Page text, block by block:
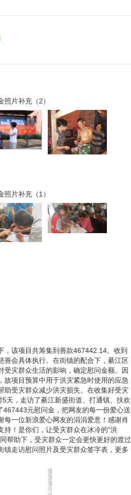
缓。为帮助受灾群众树立灾后重建
因灾致贫、因灾返贫，重庆市慈善
同发起此抗洪救灾项目，希望汇聚
片补充（2）
片补充（1）
该项目共筹集到善款467442.14。收到
善会具体执行。在街镇的配合下，綦江区
灾群众生活的影响，确定慰问金额。因
项目预算中用于洪灾紧急时使用的应急
助受灾群众减少洪灾损失。在收集好受灾
天，走访了綦江新盛街道、打通镇、扶欢
元慰问金，把网友的每一份爱心送
一位新浪爱心网友的涓涓爱意！感谢肖
持！是你们，让受灾群众在冰冷的“洪
帮助下，受灾群众一定会更快更好的渡过
走访慰问照片及受灾群众签字表，更多